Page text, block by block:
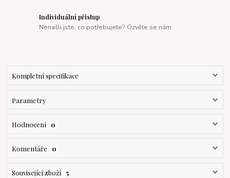
Individuální přistup
Nenašli jste, co potřebujete? Ozvěte se nám.
Kompletní specifikace
Parametry
Hodnocení 0
Komentáře 0
Související zboží 5